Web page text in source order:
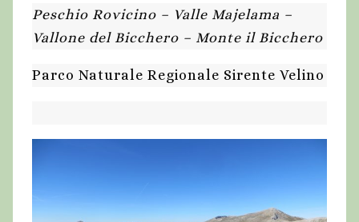
Peschio Rovicino – Valle Majelama –
Vallone del Bicchero – Monte il Bicchero
Parco Naturale Regionale Sirente Velino